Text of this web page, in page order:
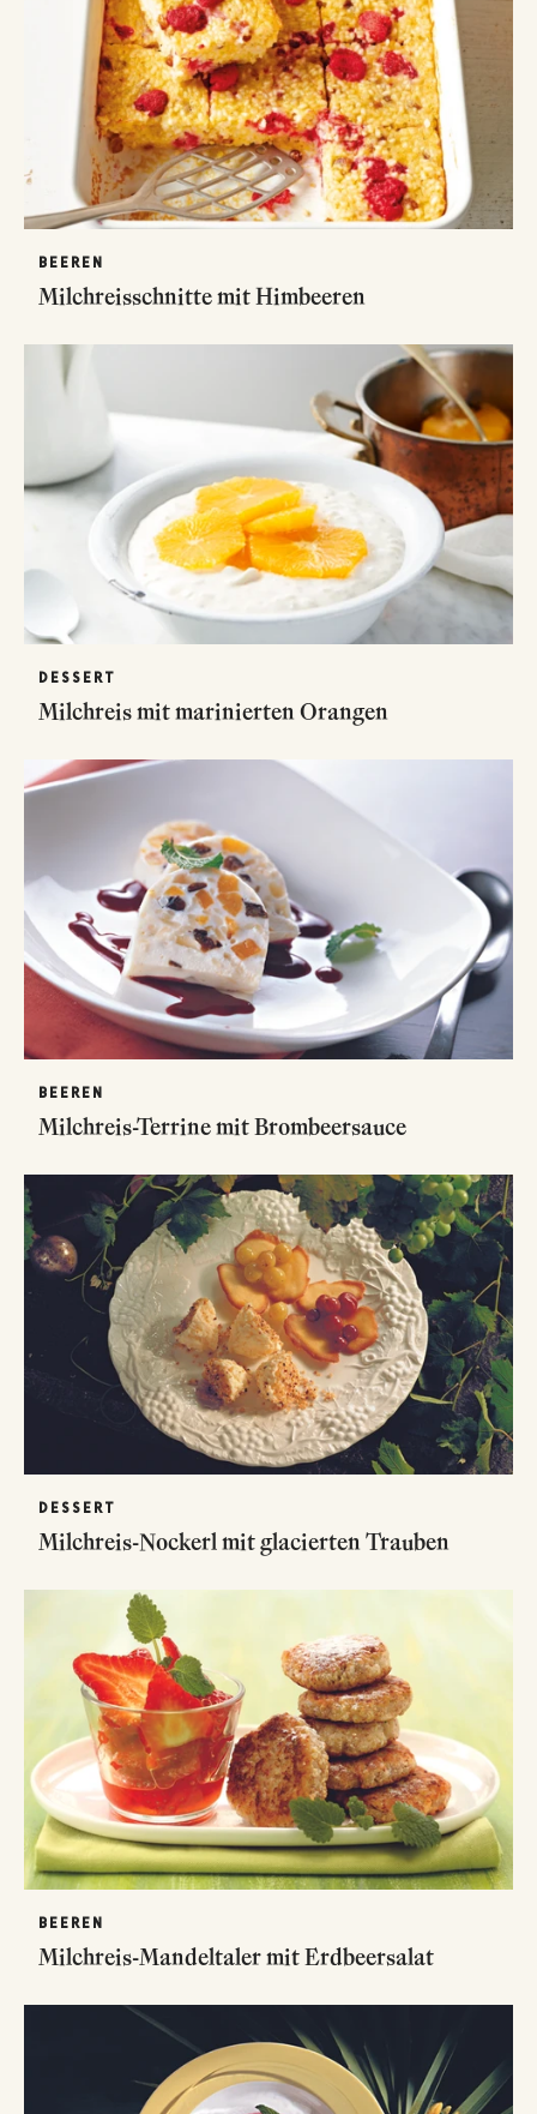
BEEREN
Milchreisschnitte mit Himbeeren
DESSERT
Milchreis mit marinierten Orangen
BEEREN
Milchreis-Terrine mit Brombeersauce
DESSERT
Milchreis-Nockerl mit glacierten Trauben
BEEREN
Milchreis-Mandeltaler mit Erdbeersalat